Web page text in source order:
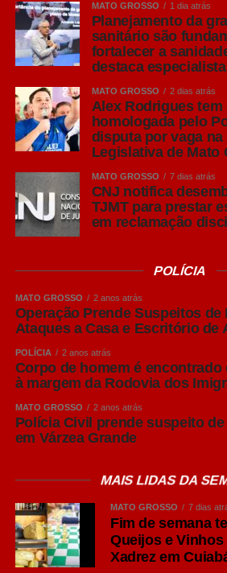
Para o presidente da Acrismat,
levar especialistas da Embrapa ao
compromisso da entidade com a
conhecimento técnico que contribua
da suinocultura mato-grossense.
“A sanidade é um dos maiores
suinocultura brasileira e precisa ser
diariamente dentro das granjas.
o Simpósio permite que nossos
acesso às melhores práticas e
vezes, melhorias no manejo, no
produção em lotes e no
geram ganhos expressivos em
competitividade. A Acrismat trabalha
aproximar o produtor dessas
cada vez mais a cadeia produtiva em
afirmou Frederico Tannure Filho.
COMENTE ABAIXO:
Twitter
Messenger
LinkedIn
MATO GROSSO 1 dia atrás
Planejamento da
sanitário são
fortalecer a
destaca
MATO GROSSO 2 dias atrás
Alex Rodrigues
homologada pelo
disputa por vaga na
Legislativa de Mato
MATO GROSSO 7 dias atrás
CNJ notifica
TJMT para prestar
em reclamação
POLÍCIA
MATO GROSSO 2 anos atrás
Operação Prende Suspeitos
Ataques a Casa e Escritório de
POLÍCIA 2 anos atrás
Corpo de homem é encontrado
à margem da Rodovia dos
MATO GROSSO 2 anos atrás
Polícia Civil prende suspeito
em Várzea Grande
MAIS LIDAS DA
MATO GROSSO 7 dias
Fim de semana
Queijos e Vinhos
Xadrez em